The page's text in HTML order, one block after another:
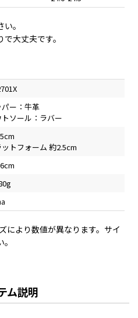
。
大丈夫です。
パー：牛革
トソール：ラバー
ットフォーム 約2.5cm
により数値が異なります。サイ
ム説明